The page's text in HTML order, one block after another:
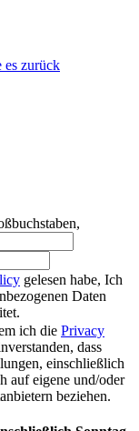
es zurück
gelesen habe, Ich
Daten
ich die Privacy
dass
einschließlich
auf eigene und/oder
beziehen.